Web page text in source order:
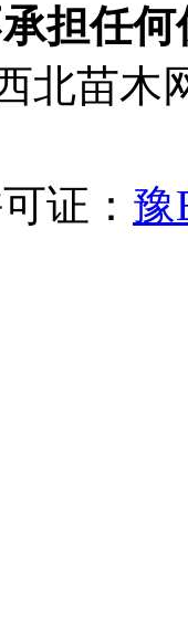
担任
北苗木
证： 豫